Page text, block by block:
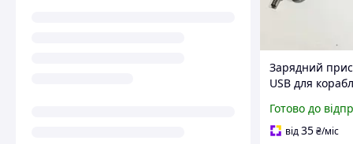
Зарядний
USB для
повербанку,
авто)
Готово до
від35₴/міс